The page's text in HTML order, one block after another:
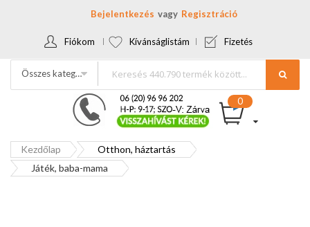
Bejelentkezés Regisztráció
Fiókom Kívánságlistám Fizetés
Összes kategória
Kezdőlap
Otthon, háztartás
Játék, baba-mama